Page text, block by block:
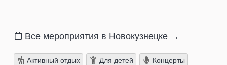
Все мероприятия в Новокузнецке →
Активный отдых Для детей Концерты